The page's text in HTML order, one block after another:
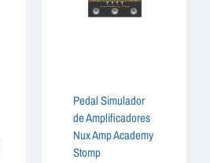
Pedal Simulador
de Amplificadores
Nux Amp Academy
Stomp